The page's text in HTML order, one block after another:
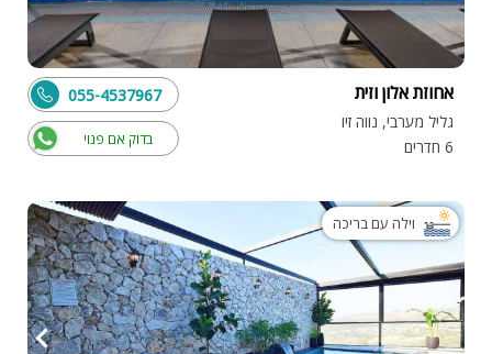
אחוזת אלון וזית
גליל מערבי, נווה זיו
6 חדרים
בדוק אם פנוי
055-4537967
וילה עם בריכה